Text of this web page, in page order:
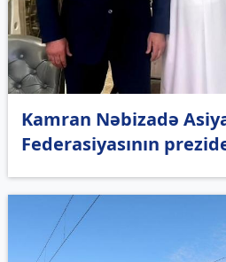
Kamran Nəbizadə
Federasiyasının